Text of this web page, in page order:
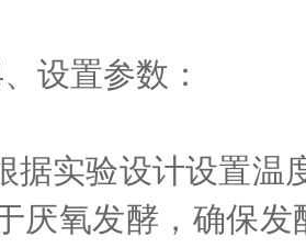
置参数：
实验设计设置温
厌氧发酵，确保